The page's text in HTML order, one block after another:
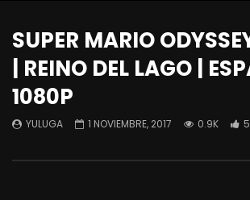
SUPER MARIO
| REINO DEL LAGO |
1080P
YULUGA 1 NOVIEMBRE, 2017 0.9K